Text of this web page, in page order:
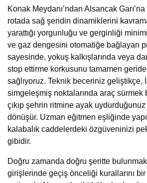
Konak Meydanı’ndan Alsancak
rotada sağ şeridin dinamiklerini
yarattığı yorgunluğu ve gerginliği
ve gaz dengesini otomatiğe bağlayan
sayesinde, yokuş kalkışlarında veya
stop ettirme korkusunu tamamen geride
sağlıyoruz. Teknik beceriniz geliştikçe,
simgeleşmiş noktalarında araç sürmek
çıkıp şehrin ritmine ayak
dönüşür. Uzman eğitmen eşliğinde
kalabalık caddelerdeki özgüveninizi
gibidir.
Doğru zamanda doğru şeritte
girişlerinde geçiş önceliği kurallarını bir